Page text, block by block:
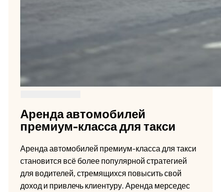
Аренда автомобилей
премиум-класса для такси
Аренда автомобилей премиум-класса для такси
становится всё более популярной стратегией
для водителей, стремящихся повысить свой
доход и привлечь клиентуру. Аренда мерседес